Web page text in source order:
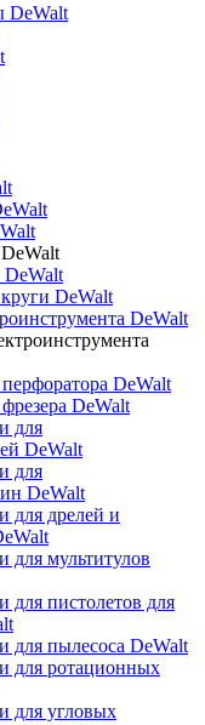
DeWalt
DeWalt
DeWalt
DeWalt
DeWalt
DeWalt
для
DeWalt
для
DeWalt
для дрелей и
для мультитулов
для пистолетов для
для пылесоса DeWalt
для ротационных
для угловых